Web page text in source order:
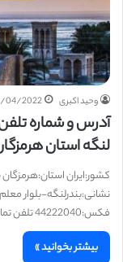
وحید اکبری 04/2022
آدرس و شماره تلفن
لنگه استان
کشور:ایران استان:هرمزگان
فکس:44222040 تلفن تماس:44220293 اصلاح…
بیشتر بخوانید »